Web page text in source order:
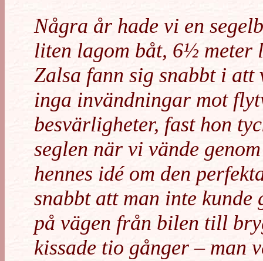
Några år hade vi en
liten lagom båt, 6½ meter
Zalsa fann sig snabbt i att
inga invändningar mot
besvärligheter, fast hon
seglen när vi vände
hennes idé om den
snabbt att man inte
på vägen från bilen till
kissade tio gånger – man